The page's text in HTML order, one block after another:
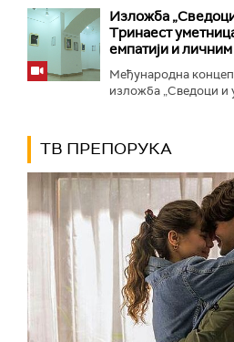
Изложба
Тринаест
емпатији и
Међународна
изложба „Сведоци и
ТВ ПРЕПОРУКА